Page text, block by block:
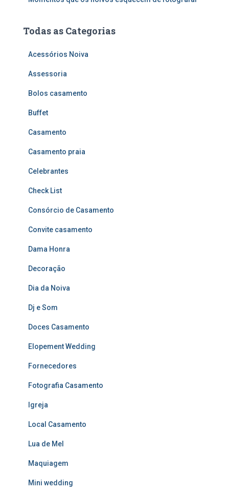
Todas as Categorias
Acessórios Noiva
Assessoria
Bolos casamento
Buffet
Casamento
Casamento praia
Celebrantes
Check List
Consórcio de Casamento
Convite casamento
Dama Honra
Decoração
Dia da Noiva
Dj e Som
Doces Casamento
Elopement Wedding
Fornecedores
Fotografia Casamento
Igreja
Local Casamento
Lua de Mel
Maquiagem
Mini wedding